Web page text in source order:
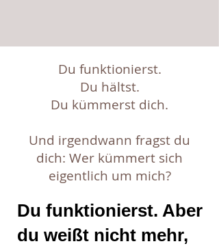
Du funktionierst.
Du hältst.
Du kümmerst dich.
Und irgendwann fragst du
dich: Wer kümmert sich
eigentlich um mich?
Du funktionierst. Aber
du weißt nicht mehr,